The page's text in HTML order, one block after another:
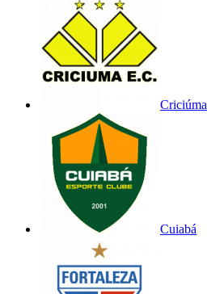
Criciúma
Cuiabá